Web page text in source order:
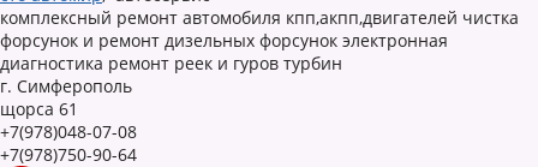
комплексный ремонт автомобиля кпп,акпп,двигателей чистка
форсунок и ремонт дизельных форсунок электронная
диагностика ремонт реек и гуров турбин
г. Симферополь
щорса 61
+7(978)048-07-08
+7(978)750-90-64